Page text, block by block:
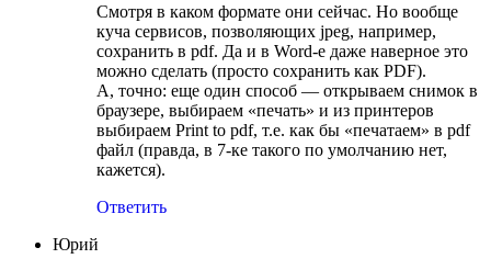
Смотря в каком формате они сейчас. Но вообще
куча сервисов, позволяющих jpeg, например,
сохранить в pdf. Да и в Word-е даже наверное это
можно сделать (просто сохранить как PDF).
А, точно: еще один способ — открываем снимок в
браузере, выбираем «печать» и из принтеров
выбираем Print to pdf, т.е. как бы «печатаем» в pdf
файл (правда, в 7-ке такого по умолчанию нет,
кажется).
Ответить
Юрий